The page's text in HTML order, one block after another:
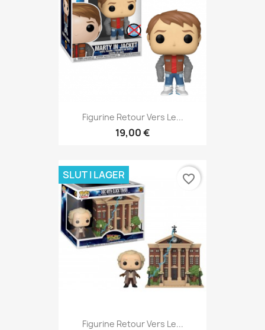
Figurine Retour Vers Le...
19,00 €
Figurine Retour Vers Le...
SLUT I LAGER favorite_border